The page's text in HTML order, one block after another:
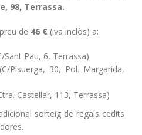
98, Terrassa.
de 46 € (iva inclòs) a:
Sant Pau, 6, Terrassa)
(C/Pisuerga, 30, Pol. Margarida,
Castellar, 113, Terrassa)
sorteig de regals cedits